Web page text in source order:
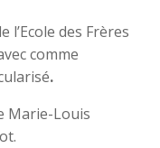
l’Ecole des Frères
comme
.
Marie-Louis